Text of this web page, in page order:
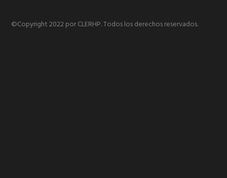
©Copyright 2022 por CLERHP. Todos los derechos reservados.